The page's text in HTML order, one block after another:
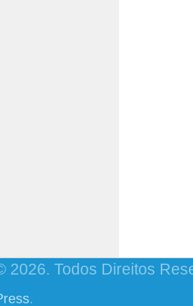
2026. Todos Direitos
.